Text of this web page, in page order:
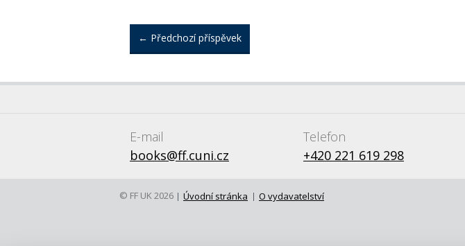
← Předchozí příspěvek
E-mail
books@ff.cuni.cz
Telefon
+420 221 619 298
© FF UK 2026 Úvodní stránka O vydavatelství